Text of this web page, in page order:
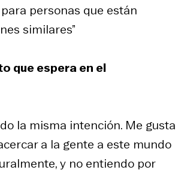
personas que están
similares”
que espera en el
la misma intención. Me gusta
a la gente a este mundo
y no entiendo por